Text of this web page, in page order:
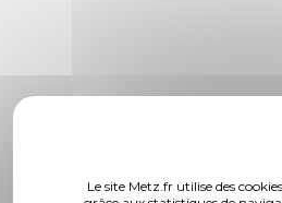
Le site Metz.fr utilise des